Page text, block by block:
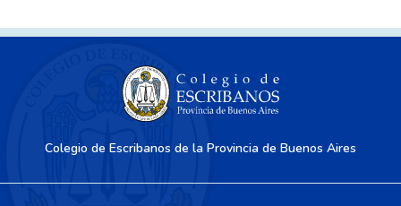
Colegio de Escribanos de la Provincia de Buenos Aires